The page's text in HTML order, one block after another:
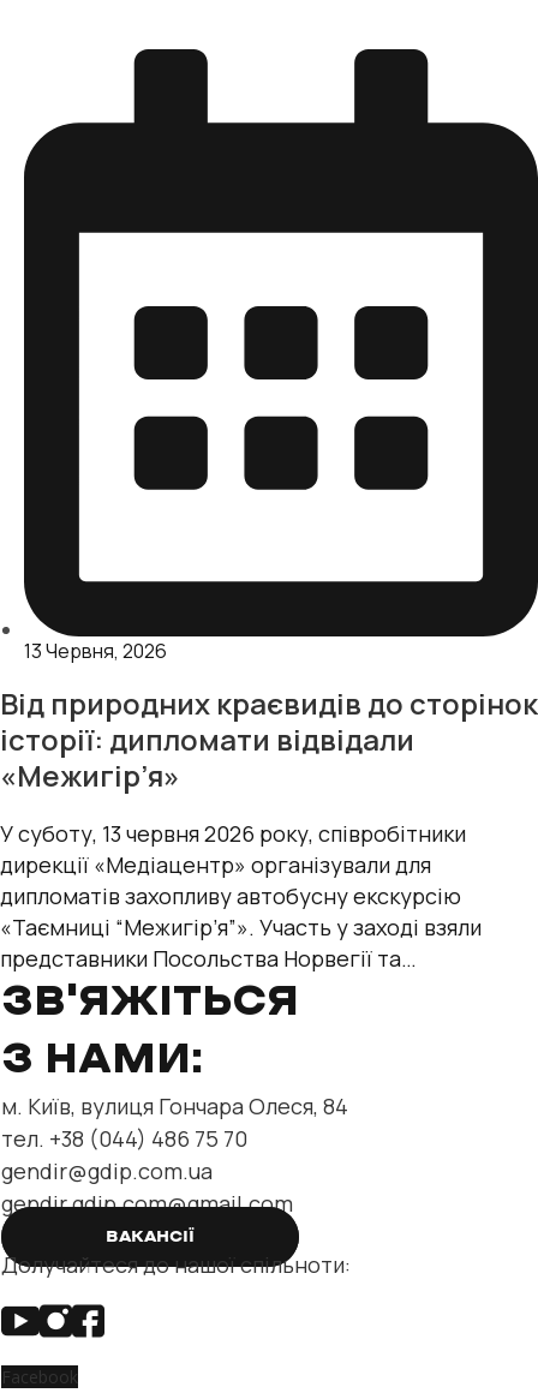
13 Червня, 2026
Від природних краєвидів до сторінок
історії: дипломати відвідали
«Межигір’я»
У суботу, 13 червня 2026 року, співробітники
дирекції «Медіацентр» організували для
дипломатів захопливу автобусну екскурсію
«Таємниці “Межигір’я”». Участь у заході взяли
представники Посольства Норвегії та
міжнародних організацій — Управління
Верховного
ЗВ'ЯЖІТЬСЯ
З НАМИ:
м. Київ, вулиця Гончара Олеся, 84
тел. +38 (044) 486 75 70
gendir@gdip.com.ua
gendir.gdip.com@gmail.com
ВАКАНСІЇ
Долучайтеся до нашої спільноти:
Facebook